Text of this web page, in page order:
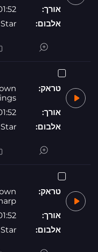
אורך:
אלבום:
טראק:
אורך:
אלבום:
טראק:
אורך:
אלבום: